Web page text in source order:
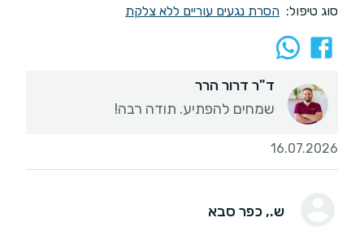
סוג טיפול: הסרת נגעים עוריים ללא צלקת
ד"ר דרור הרר
שמחים להפתיע. תודה רבה!
16.07.2026
ש., כפר סבא